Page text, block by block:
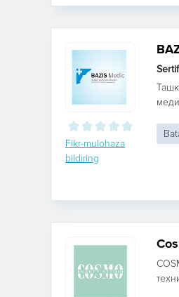
Fikr-mulohaza
bildiring